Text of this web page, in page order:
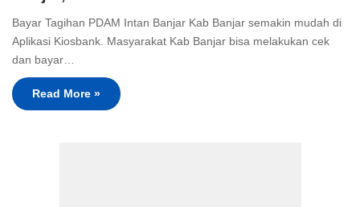
Bayar Tagihan PDAM Intan Banjar Kab Banjar semakin mudah di
Aplikasi Kiosbank. Masyarakat Kab Banjar bisa melakukan cek
dan bayar…
Read More »